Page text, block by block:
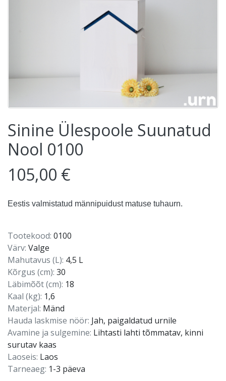
Sinine Ülespoole Suunatud
Nool 0100
105,00 €
Eestis valmistatud männipuidust matuse tuhaurn.
Tootekood: 0100
Värv: Valge
Mahutavus (L): 4,5 L
Kõrgus (cm): 30
Läbimõõt (cm): 18
Kaal (kg): 1,6
Materjal: Mänd
Hauda laskmise nöör: Jah, paigaldatud urnile
Avamine ja sulgemine: Lihtasti lahti tõmmatav, kinni
surutav kaas
Laoseis: Laos
Tarneaeg: 1-3 päeva